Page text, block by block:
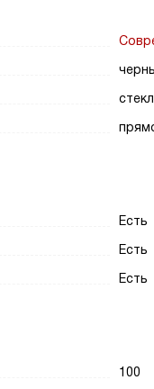
Есть
Есть
Есть
100